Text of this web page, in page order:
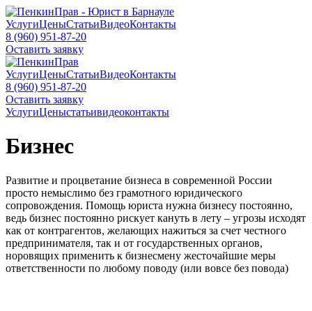
УслугиЦеныСтатьиВидеоКонтакты
8 (960) 951-87-20
Оставить заявку
УслугиЦеныСтатьиВидеоКонтакты
8 (960) 951-87-20
Оставить заявку
УслугиЦеныстатьивидеоконтакты
Бизнес
Развитие и процветание бизнеса в современной России
просто немыслимо без грамотного юридического
сопровождения. Помощь юриста нужна бизнесу постоянно,
ведь бизнес постоянно рискует кануть в лету – угрозы исходят
как от контрагентов, желающих нажиться за счет честного
предпринимателя, так и от государственных органов,
норовящих применить к бизнесмену жесточайшие меры
ответственности по любому поводу (или вовсе без повода)